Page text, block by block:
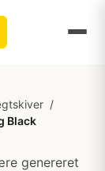
/
Black
genereret